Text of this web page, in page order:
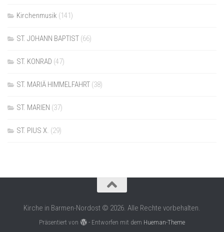
Kirchenmusik (141)
ST. JOHANN BAPTIST (66)
ST. KONRAD (47)
ST. MARIÄ HIMMELFAHRT (38)
ST. MARIEN (37)
ST. PIUS X. (29)
Kirche in Barmen-Nordost © 2026. Alle Rechte vorbehalten.
Präsentiert von - Entworfen mit dem Hueman-Theme